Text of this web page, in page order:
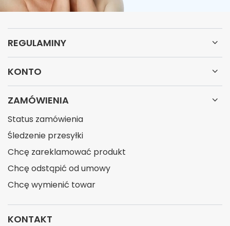
REGULAMINY
KONTO
ZAMÓWIENIA
Status zamówienia
Śledzenie przesyłki
Chcę zareklamować produkt
Chcę odstąpić od umowy
Chcę wymienić towar
KONTAKT